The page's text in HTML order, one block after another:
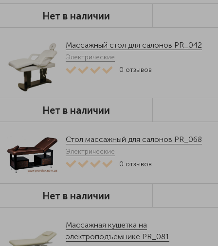
Нет в наличии
Массажный стол для салонов PR_042
Электрические
0 отзывов
Нет в наличии
Стол массажный для салонов PR_068
Электрические
0 отзывов
Нет в наличии
Массажная кушетка на
электроподъемнике PR_081